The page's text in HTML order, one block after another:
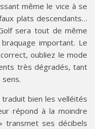
même le vice à se
plats descendants…
sera tout de même
important. Le
oubliez le mode
très dégradés, tant
traduit bien les velléités
répond à la moindre
transmet ses décibels